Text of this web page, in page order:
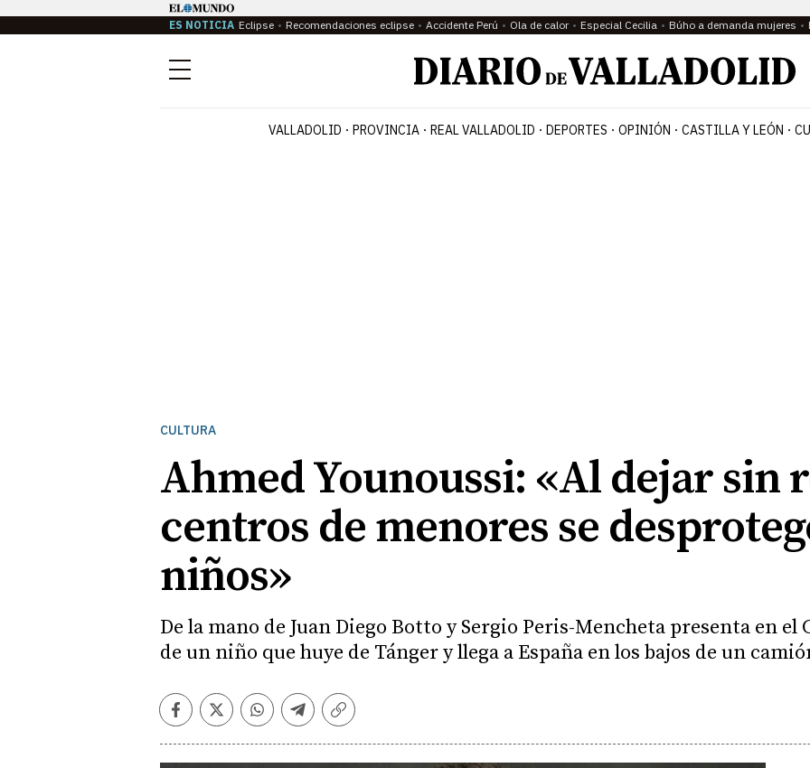
ES NOTICIA Eclipse Recomendaciones eclipse Accidente Perú Ola de calor Especial Cecilia Búho a demanda mujeres
Menú
VALLADOLID PROVINCIA REAL VALLADOLID DEPORTES OPINIÓN CASTILLA Y LEÓN
CULTURA
Ahmed Younoussi: «Al dejar sin
centros de menores se
niños»
De la mano de Juan Diego Botto y Sergio Peris-Mencheta presenta en el
de un niño que huye de Tánger y llega a España en los bajos de un
Facebook
TwitterWhatsapp
Telegram
Copiar